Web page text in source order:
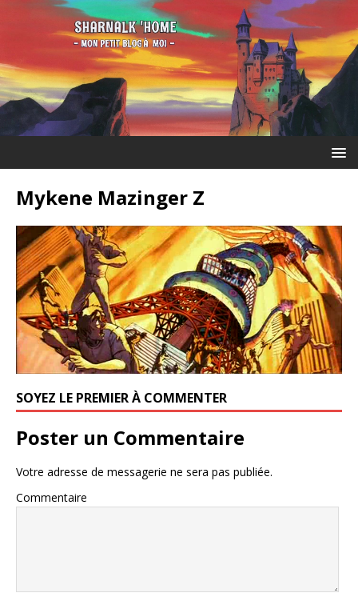
Mykene Mazinger Z
SOYEZ LE PREMIER À COMMENTER
Poster un Commentaire
Votre adresse de messagerie ne sera pas publiée.
Commentaire